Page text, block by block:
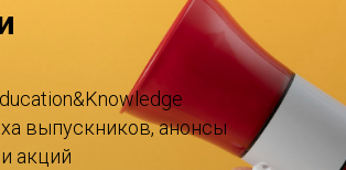
выпускников, анонсы
акций